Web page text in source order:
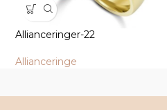
Allianceringer-22
Allianceringe